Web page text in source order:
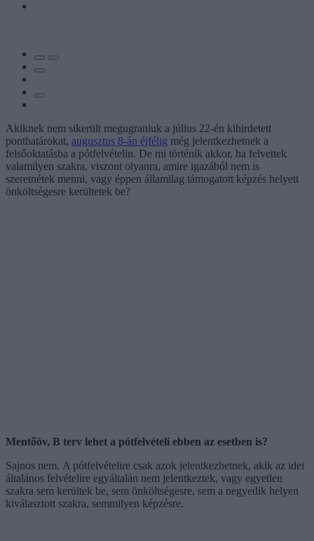
Akiknek nem sikerült megugraniuk a július 22-én kihirdetett
ponthatárokat, augusztus 8-án éjfélig még jelentkezhetnek a
felsőoktatásba a pótfelvételin. De mi történik akkor, ha felvettek
valamilyen szakra, viszont olyanra, amire igazából nem is
szeretnétek menni, vagy éppen államilag támogatott képzés helyett
önköltségesre kerültetek be?
Mentőöv, B terv lehet a pótfelvételi ebben az esetben is?
Sajnos nem. A pótfelvételire csak azok jelentkezhetnek, akik az idei
általános felvételire egyáltalán nem jelentkeztek, vagy egyetlen
szakra sem kerültek be, sem önköltségesre, sem a negyedik helyen
kiválasztott szakra, semmilyen képzésre.